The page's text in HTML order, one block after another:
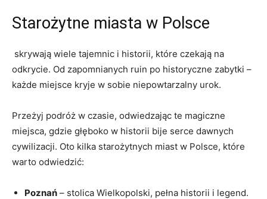
Starożytne miasta w Polsce
⁢ skrywają wiele tajemnic i historii, które czekają na
odkrycie. Od zapomnianych ruin po historyczne zabytki –
każde miejsce kryje w⁢ sobie niepowtarzalny urok.
Przeżyj podróż w czasie, odwiedzając te magiczne
⁣miejsca, ⁣gdzie głęboko w historii bije serce dawnych
cywilizacji. Oto​ kilka starożytnych miast w Polsce, które
warto odwiedzić:
Poznań – stolica Wielkopolski, pełna historii i legend.